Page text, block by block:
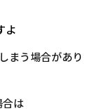
よ
まう場合があり
合は